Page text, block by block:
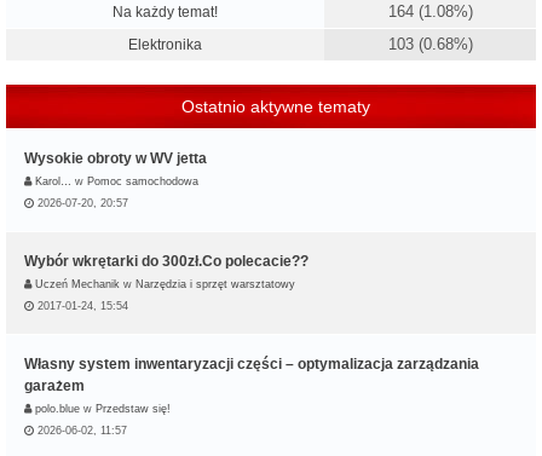
Na każdy temat! 164 (1.08%)
Elektronika 103 (0.68%)
Ostatnio aktywne tematy
Wysokie obroty w WV jetta
Karol… w Pomoc samochodowa
2026-07-20, 20:57
Wybór wkrętarki do 300zł.Co polecacie??
Uczeń Mechanik w Narzędzia i sprzęt warsztatowy
2017-01-24, 15:54
Własny system inwentaryzacji części – optymalizacja zarządzania
garażem
polo.blue w Przedstaw się!
2026-06-02, 11:57